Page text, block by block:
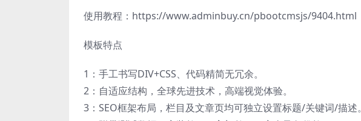
使用教程：https://www.adminbuy.cn/pbootcmsjs/9404.html
模板特点
1：手工书写DIV+CSS、代码精简无冗余。
2：自适应结构，全球先进技术，高端视觉体验。
3：SEO框架布局，栏目及文章页均可独立设置标题/关键词/描述。